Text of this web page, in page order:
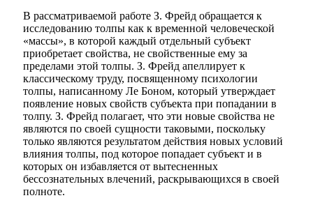
В рассматриваемой работе З. Фрейд обращается к
исследованию толпы как к временной человеческой
«массы», в которой каждый отдельный субъект
приобретает свойства, не свойственные ему за
пределами этой толпы. З. Фрейд апеллирует к
классическому труду, посвященному психологии
толпы, написанному Ле Боном, который утверждает
появление новых свойств субъекта при попадании в
толпу. З. Фрейд полагает, что эти новые свойства не
являются по своей сущности таковыми, поскольку
только являются результатом действия новых условий
влияния толпы, под которое попадает субъект и в
которых он избавляется от вытесненных
бессознательных влечений, раскрывающихся в своей
полноте.